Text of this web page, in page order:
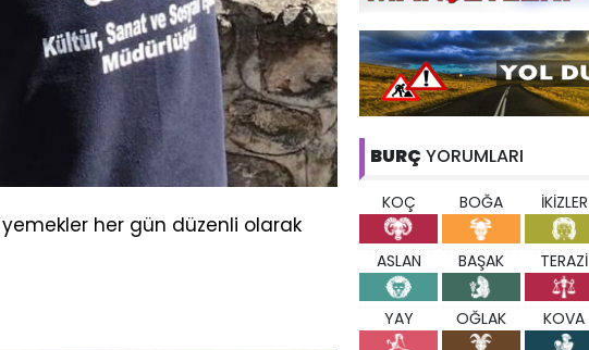
her gün düzenli olarak
BURÇ YORUMLARI
KOÇ BOĞA İKİZLER
ASLAN BAŞAK TERAZİ
YAY OĞLAK KOVA